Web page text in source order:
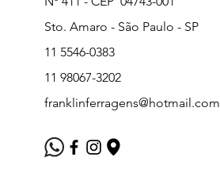
Sto. Amaro - São Paulo - SP
11 5546-0383
11 98067-3202
franklinferragens@hotmail.com